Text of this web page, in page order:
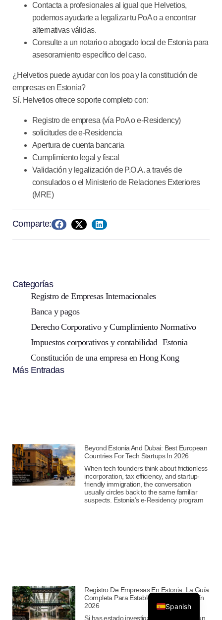
Contacta a profesionalesal igual que Helvetios,
podemos ayudarte a legalizar tu PoA o a encontrar
alternativas válidas.
Consulte a un notario o abogado local de Estonia para
asesoramiento específico del caso.
¿Helvetios puede ayudar con los poa y la constitución de
empresas en Estonia?
Sí. Helvetios ofrece soporte completo con:
Registro de empresa (vía PoA o e-Residency)
solicitudes de e-Residencia
Apertura de cuenta bancaria
Cumplimiento legal y fiscal
Validación y legalización de P.O.A. a través de
consulados o el Ministerio de Relaciones Exteriores
(MRE)
Comparte:
Categorías
Registro de Empresas Internacionales
Banca y pagos
Derecho Corporativo y Cumplimiento Normativo
Impuestos corporativos y contabilidad Estonia
Constitución de una empresa en Hong Kong
Más Entradas
Beyond Estonia And Dubai: Best European
Countries For Tech Startups In 2026
When tech founders think about frictionless
incorporation, tax efficiency, and startup-
friendly immigration, the conversation
usually circles back to the same familiar
suspects. Estonia’s e-Residency program
Registro De Empresas En Estonia: La Guía
Completa Para Establecer Tu Negocio En
2026
Si has estado investigando dónde abrir un
Spanish